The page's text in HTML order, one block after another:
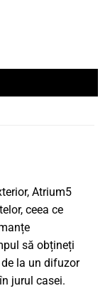
Atrium5
ceea ce
să obțineți
la un difuzor
jurul casei.